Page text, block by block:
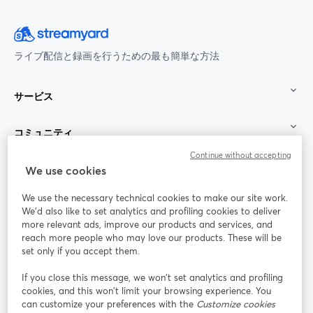
ライブ配信と録画を行うための最も簡単な方法
サービス
コミュニティ
StreamYard：
参加する
ライ
ンセ
ミナ
ー
Facebook
新しいタブで開く(Twitter)
YouTube
Instagram LinkedIn
We use cookies
We use the necessary technical cookies to make our site work.
We'd also like to set analytics and profiling cookies to deliver
more relevant ads, improve our products and services, and
reach more people who may love our products. These will be
set only if you accept them.
If you close this message, we won’t set analytics and profiling
cookies, and this won’t limit your browsing experience. You
can customize your preferences with the Customize cookies
Continue without accepting